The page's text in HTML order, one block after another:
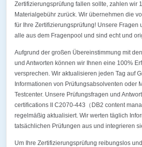
Zertifizierungsprüfung fallen sollte, zahlen wir
Materialgebühr zurück. Wir übernehmen die
für Ihre Zertifizierungsprüfung! Unsere Fragen
alle aus dem Fragenpool und sind echt und
Aufgrund der großen Übereinstimmung mit
und Antworten können wir Ihnen eine 100%
versprechen. Wir aktualisieren jeden Tag auf
Informationen von Prüfungsabsolventen oder
Testcenter. Unsere Prüfungsfragen und
certifications II C2070-443（DB2 content
regelmäßig aktualisiert. Wir werten täglich
tatsächlichen Prüfungen aus und integrieren
Um Ihre Zertifizierungsprüfung reibungslos